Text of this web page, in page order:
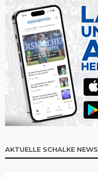
AKTUELLE SCHALKE NEWS